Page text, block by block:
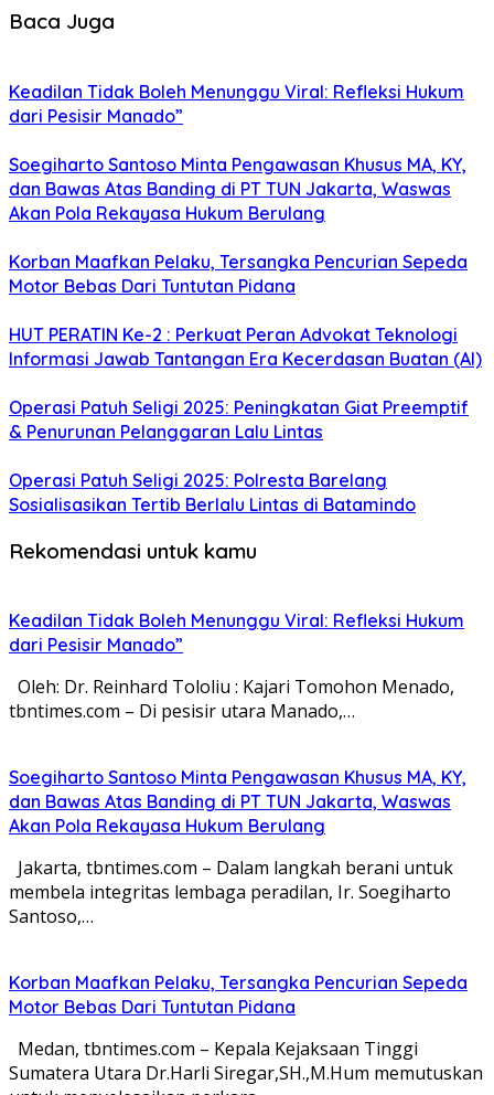
Baca Juga
Keadilan Tidak Boleh Menunggu Viral: Refleksi Hukum
dari Pesisir Manado”
Soegiharto Santoso Minta Pengawasan Khusus MA, KY,
dan Bawas Atas Banding di PT TUN Jakarta, Waswas
Akan Pola Rekayasa Hukum Berulang
Korban Maafkan Pelaku, Tersangka Pencurian Sepeda
Motor Bebas Dari Tuntutan Pidana
HUT PERATIN Ke-2 : Perkuat Peran Advokat Teknologi
Informasi Jawab Tantangan Era Kecerdasan Buatan (AI)
Operasi Patuh Seligi 2025: Peningkatan Giat Preemptif
& Penurunan Pelanggaran Lalu Lintas
Operasi Patuh Seligi 2025: Polresta Barelang
Sosialisasikan Tertib Berlalu Lintas di Batamindo
Rekomendasi untuk kamu
Keadilan Tidak Boleh Menunggu Viral: Refleksi Hukum
dari Pesisir Manado”
Oleh: Dr. Reinhard Tololiu : Kajari Tomohon Menado,
tbntimes.com – Di pesisir utara Manado,…
Soegiharto Santoso Minta Pengawasan Khusus MA, KY,
dan Bawas Atas Banding di PT TUN Jakarta, Waswas
Akan Pola Rekayasa Hukum Berulang
Jakarta, tbntimes.com – Dalam langkah berani untuk
membela integritas lembaga peradilan, Ir. Soegiharto
Santoso,…
Korban Maafkan Pelaku, Tersangka Pencurian Sepeda
Motor Bebas Dari Tuntutan Pidana
Medan, tbntimes.com – Kepala Kejaksaan Tinggi
Sumatera Utara Dr.Harli Siregar,SH.,M.Hum memutuskan